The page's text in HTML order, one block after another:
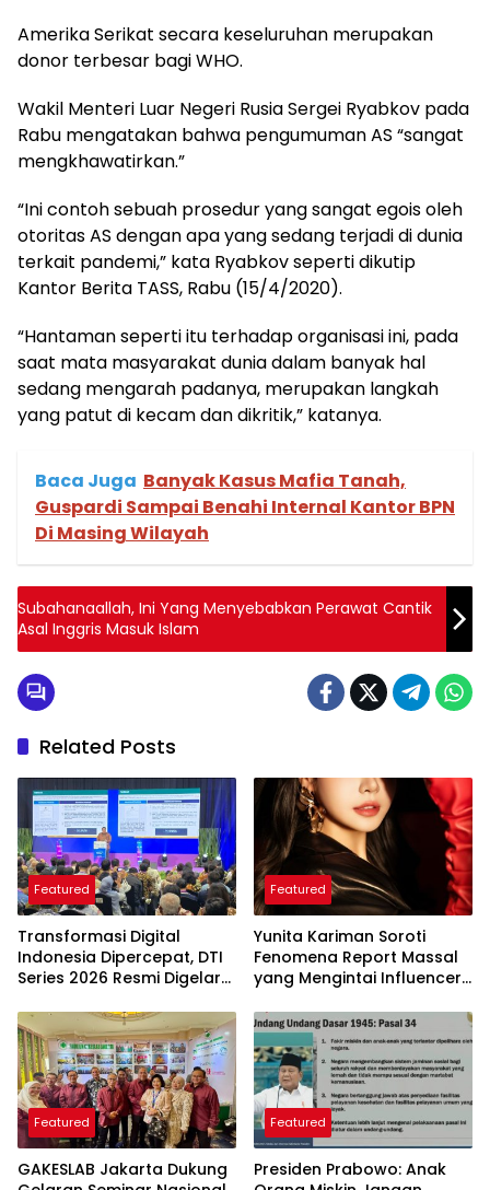
Amerika Serikat secara keseluruhan merupakan
donor terbesar bagi WHO.
Wakil Menteri Luar Negeri Rusia Sergei Ryabkov pada
Rabu mengatakan bahwa pengumuman AS “sangat
mengkhawatirkan.”
“Ini contoh sebuah prosedur yang sangat egois oleh
otoritas AS dengan apa yang sedang terjadi di dunia
terkait pandemi,” kata Ryabkov seperti dikutip
Kantor Berita TASS, Rabu (15/4/2020).
“Hantaman seperti itu terhadap organisasi ini, pada
saat mata masyarakat dunia dalam banyak hal
sedang mengarah padanya, merupakan langkah
yang patut di kecam dan dikritik,” katanya.
Baca Juga Banyak Kasus Mafia Tanah,
Guspardi Sampai Benahi Internal Kantor BPN
Di Masing Wilayah
Subahanaallah, Ini Yang Menyebabkan Perawat Cantik
Asal Inggris Masuk Islam
Related Posts
Featured
Transformasi Digital
Indonesia Dipercepat, DTI
Series 2026 Resmi Digelar
Featured
Yunita Kariman Soroti
Fenomena Report Massal
yang Mengintai Influencer,
yang Perlu Diketahui
Featured
GAKESLAB Jakarta Dukung
Featured
Presiden Prabowo: Anak